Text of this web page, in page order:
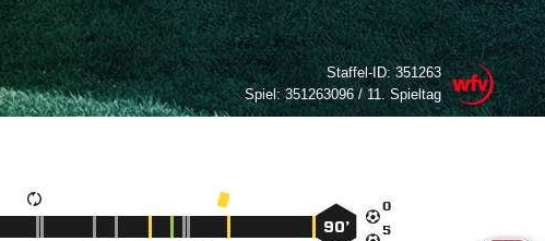
Staffel-ID:351263
Spiel:351263096 / 11. Spieltag


90’